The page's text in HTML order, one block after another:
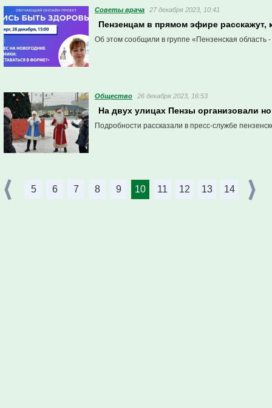
Советы врача 27 декабря 2023, 10:41
Пензенцам в прямом эфире расскажут,
Об этом сообщили в группе «Пензенская область
Общество 26 декабря 2023, 16:53
На двух улицах Пензы организовали
Подробности рассказали в пресс-службе
5 6 7 8 9 10 11 12 13 14